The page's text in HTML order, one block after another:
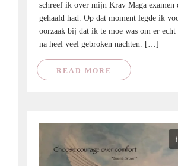
schreef ik over mijn Krav Maga examen
gehaald had. Op dat moment legde ik
oorzaak bij dat ik te moe was om er echt
na heel veel gebroken nachten. […]
READ MORE